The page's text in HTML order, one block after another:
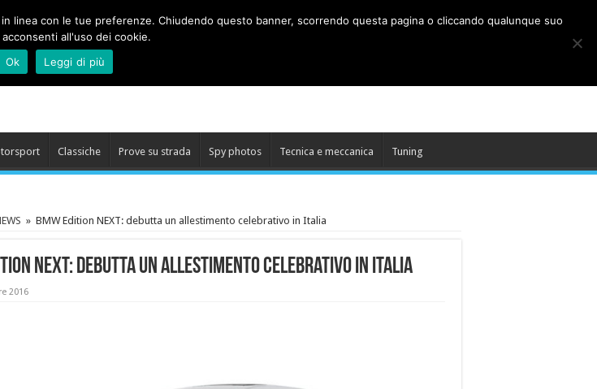
Classiche Prove su strada Spy photos Tecnica e meccanica Tuning
» BMW Edition NEXT: debutta un allestimento celebrativo in Italia
NEXT: debutta un allestimento celebrativo in Italia
2016
con le tue preferenze. Chiudendo questo banner, scorrendo questa pagina o cliccando qualunque suo
all'uso dei cookie.
Ok
Leggi di più